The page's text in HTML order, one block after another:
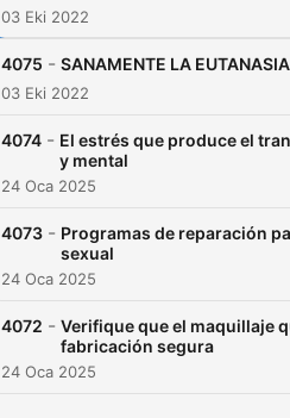
03 Eki 2022
4075 - SANAMENTE LA
03 Eki 2022
4074 - El estrés que produce el
y mental
24 Oca 2025
4073 - Programas de reparación
sexual
24 Oca 2025
4072 - Verifique que el maquillaje
fabricación segura
24 Oca 2025